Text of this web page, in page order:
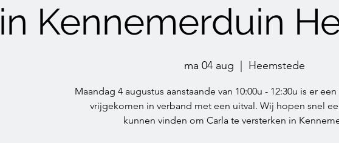
in Kennemerduin
ma 04 aug Heemstede
Maandag 4 augustus aanstaande van 10:00u - 12:30u is er
vrijgekomen in verband met een uitval. Wij hopen snel
kunnen vinden om Carla te versterken in